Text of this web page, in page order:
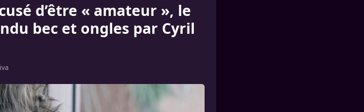
d’être « amateur », le
bec et ongles par Cyril